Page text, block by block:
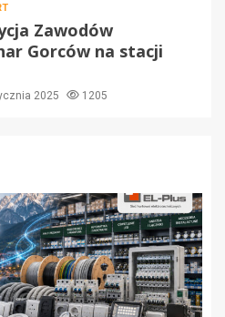
Zawodów
Gorców na stacji
2025 1205